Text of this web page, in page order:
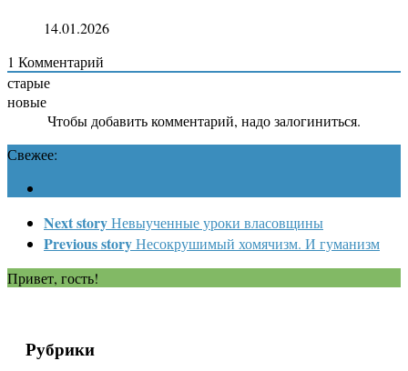
14.01.2026
1 Комментарий
старые
новые
Чтобы добавить комментарий, надо залогиниться.
Свежее:
Next storyНевыученные уроки власовщины
Previous storyНесокрушимый хомячизм. И гуманизм
Привет, гость!
Рубрики